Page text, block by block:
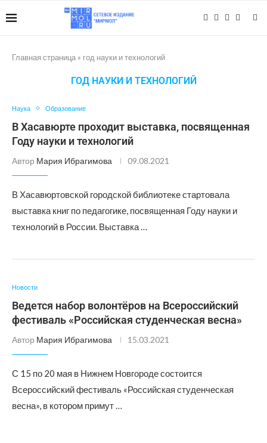
Главная страница » год науки и технологий
ГОД НАУКИ И ТЕХНОЛОГИЙ
Наука Образование
В Хасавюрте проходит выставка, посвященная
Году науки и технологий
Автор Мария Ибрагимова 09.08.2021
В Хасавюртовской городской библиотеке стартовала
выставка книг по педагогике, посвященная Году науки и
технологий в России. Выставка …
Новости
Ведется набор волонтёров на Всероссийский
фестиваль «Российская студенческая весна»
Автор Мария Ибрагимова 15.03.2021
С 15 по 20 мая в Нижнем Новгороде состоится
Всероссийский фестиваль «Российская студенческая
весна», в котором примут …